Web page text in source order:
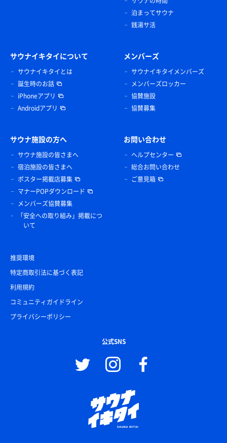
泊まってサウナ
銭湯サ活
サウナイキタイについて
サウナイキタイとは
誕生時のお話
iPhoneアプリ
Androidアプリ
メンバーズ
サウナイキタイメンバーズ
メンバーズロッカー
協賛施設
協賛募集
サウナ施設の方へ
サウナ施設の皆さまへ
宿泊施設の皆さまへ
ポスター掲載店募集
マナーPOPダウンロード
メンバーズ協賛募集
「安全への取り組み」掲載につ
いて
お問い合わせ
ヘルプセンター
総合お問い合わせ
ご意見箱
推奨環境
特定商取引法に基づく表記
利用規約
コミュニティガイドライン
プライバシーポリシー
公式SNS